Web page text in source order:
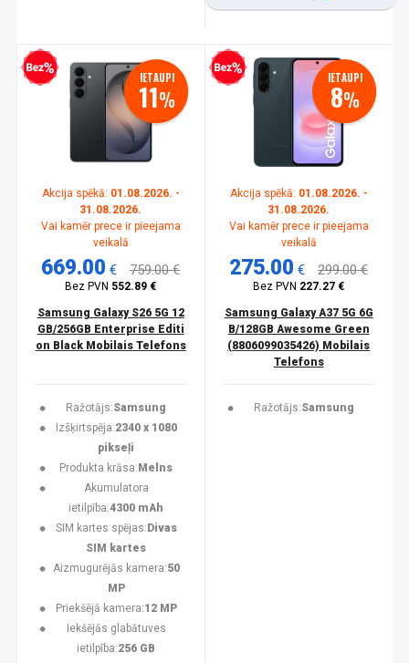
kredīts IETAUPI
11%
Akcija spēkā: 01.08.2026. -
31.08.2026.
Vai kamēr prece ir pieejama
veikalā
669.00 € 759.00 €
Bez PVN 552.89 €
Samsung Galaxy S26 5G 12
GB/256GB Enterprise Editi
on Black Mobilais Telefons
Ražotājs:Samsung
Izšķirtspēja:2340 x 1080
pikseļi
Produkta krāsa: Melns
Akumulatora
ietilpība:4300 mAh
SIM kartes spējas: Divas
SIM kartes
Aizmugurējās kamera:50
MP
Priekšējā kamera:12 MP
Iekšējās glabātuves
ietilpība:256 GB
Bezprocentu kredīts IETAUPI
8%
Akcija spēkā: 01.08.2026. -
31.08.2026.
Vai kamēr prece ir pieejama
veikalā
275.00 € 299.00 €
Bez PVN 227.27 €
Samsung Galaxy A37 5G 6G
B/128GB Awesome Green
(8806099035426) Mobilais
Telefons
Ražotājs:Samsung